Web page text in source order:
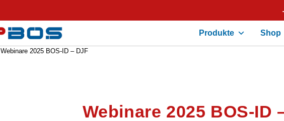
Produkte Shop
Webinare 2025 BOS-ID – DJF
Webinare 2025 BOS-ID